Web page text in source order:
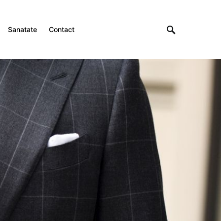
Sanatate Contact